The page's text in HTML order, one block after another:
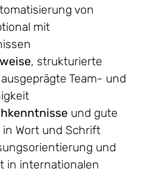
von
mit
, strukturierte
Team- und
und gute
Wort und Schrift
und
in internationalen